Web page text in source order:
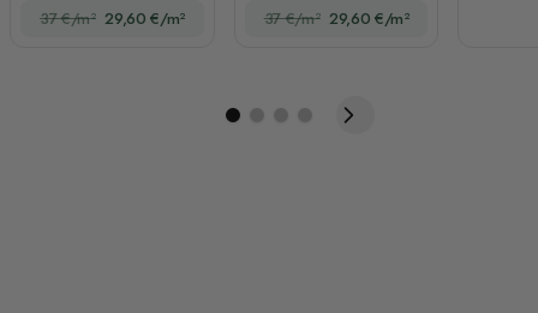
37 €/m² 29,60 €/m² 37 €/m² 29,60 €/m²